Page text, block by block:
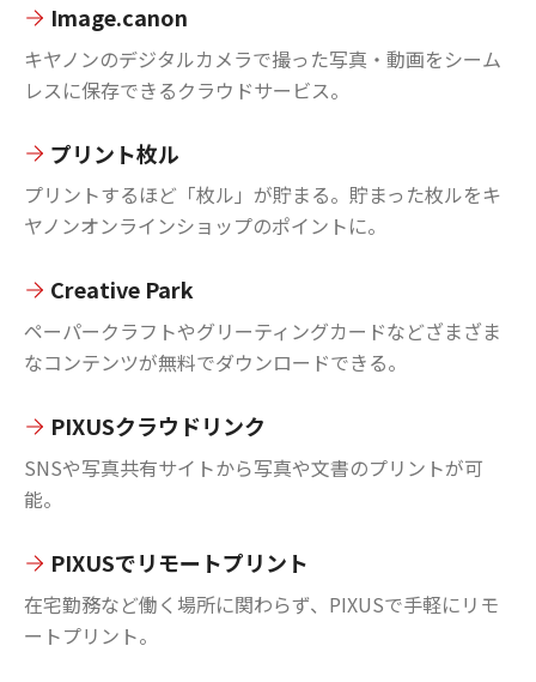
Image.canon
キヤノンのデジタルカメラで撮った写真・動画をシーム
レスに保存できるクラウドサービス。
プリント枚ル
プリントするほど「枚ル」が貯まる。貯まった枚ルをキ
ヤノンオンラインショップのポイントに。
Creative Park
ペーパークラフトやグリーティングカードなどざまざま
なコンテンツが無料でダウンロードできる。
PIXUSクラウドリンク
SNSや写真共有サイトから写真や文書のプリントが可
能。
PIXUSでリモートプリント
在宅勤務など働く場所に関わらず、PIXUSで手軽にリモ
ートプリント。